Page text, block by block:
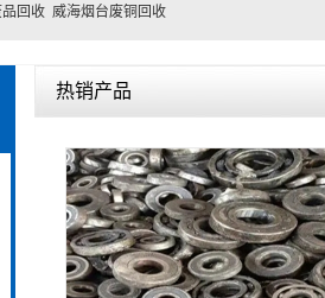
回收 威海烟台废铜回收
热销产品